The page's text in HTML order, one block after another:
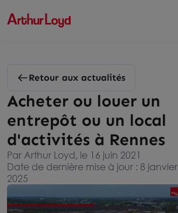
Retour aux actualités
Acheter ou louer un
entrepôt ou un local
d'activités à Rennes
Par Arthur Loyd, le 16 juin 2021
Date de dernière mise à jour : 8 janvier
2025